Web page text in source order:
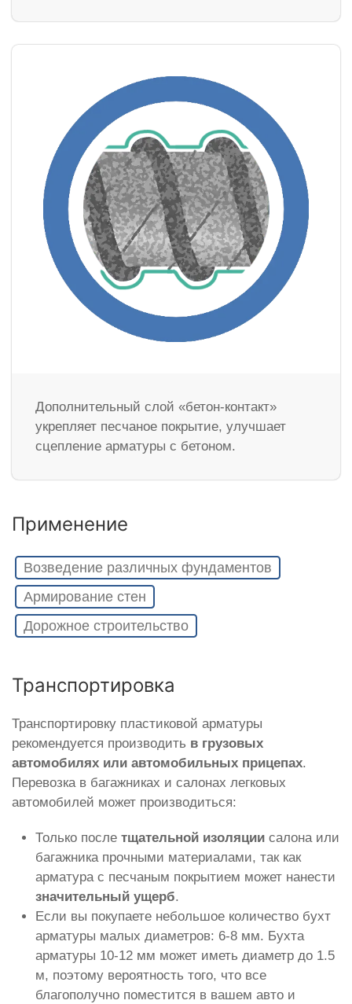
Дополнительный слой «бетон-контакт»
укрепляет песчаное покрытие, улучшает
сцепление арматуры с бетоном.
Применение
Возведение различных фундаментов
Армирование стен
Дорожное строительство
Транспортировка
Транспортировку пластиковой арматуры
рекомендуется производить в грузовых
автомобилях или автомобильных прицепах.
Перевозка в багажниках и салонах легковых
автомобилей может производиться:
Только после тщательной изоляции салона или
багажника прочными материалами, так как
арматура с песчаным покрытием может нанести
значительный ущерб.
Если вы покупаете небольшое количество бухт
арматуры малых диаметров: 6-8 мм. Бухта
арматуры 10-12 мм может иметь диаметр до 1.5
м, поэтому вероятность того, что все
благополучно поместится в вашем авто и